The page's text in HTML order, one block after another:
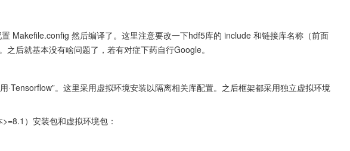
Makefile.config 然后编译了。这里注意要改一下hdf5库的 include 和链接库名称（前面
后就基本没有啥问题了，若有对症下药自行Google。
·Tensorflow”。这里采用虚拟环境安装以隔离相关库配置。之后框架都采用独立虚拟环境
）安装包和虚拟环境包：